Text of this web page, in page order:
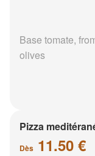
Base tomate,
olives
Pizza
Dès 11.50 €